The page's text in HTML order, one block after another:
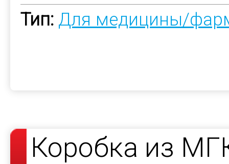
Тип: Для медицины/
Коробка из